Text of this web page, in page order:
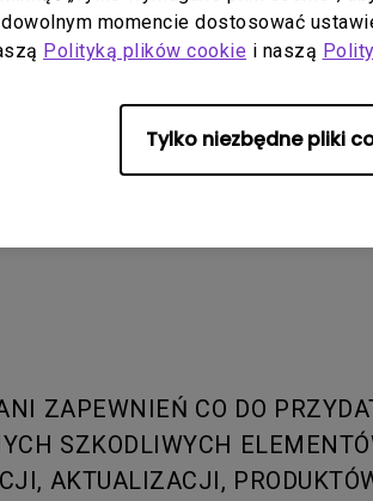
momencie dostosować
Polityką plików cookie i naszą
Tylko niezbędne pliki
wsparcia
i programów.
szkody lub utratę danych,
BenQ i/lub
przekracza zakres
technicznego według
Oprogramowanie lub
ZAPEWNIEŃ CO DO
SZKODLIWYCH
AKTUALIZACJI,